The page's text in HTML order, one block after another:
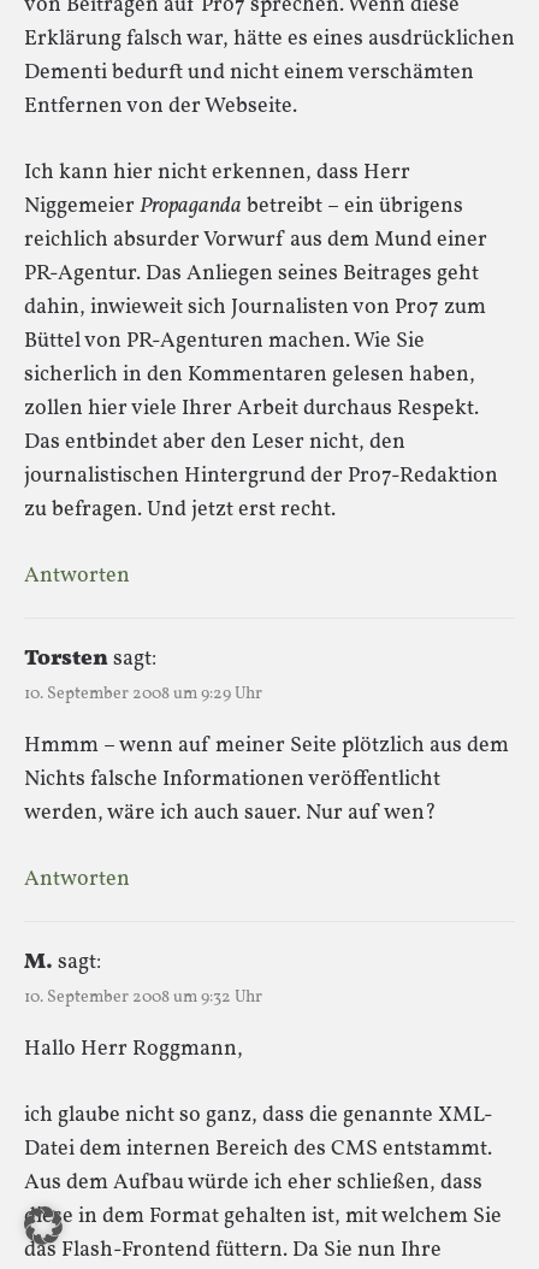
Erklärung falsch war, hätte es eines ausdrücklichen
Dementi bedurft und nicht einem verschämten
Entfernen von der Webseite.
Ich kann hier nicht erkennen, dass Herr
Niggemeier Propaganda betreibt – ein übrigens
reichlich absurder Vorwurf aus dem Mund einer
PR-Agentur. Das Anliegen seines Beitrages geht
dahin, inwieweit sich Journalisten von Pro7 zum
Büttel von PR-Agenturen machen. Wie Sie
sicherlich in den Kommentaren gelesen haben,
zollen hier viele Ihrer Arbeit durchaus Respekt.
Das entbindet aber den Leser nicht, den
journalistischen Hintergrund der Pro7-Redaktion
zu befragen. Und jetzt erst recht.
Antworten
Torstensagt:
10. September 2008 um 9:29 Uhr
Hmmm – wenn auf meiner Seite plötzlich aus dem
Nichts falsche Informationen veröffentlicht
werden, wäre ich auch sauer. Nur auf wen?
Antworten
M. sagt:
10. September 2008 um 9:32 Uhr
Hallo Herr Roggmann,
ich glaube nicht so ganz, dass die genannte XML-
Datei dem internen Bereich des CMS entstammt.
Aus dem Aufbau würde ich eher schließen, dass
diese in dem Format gehalten ist, mit welchem Sie
das Flash-Frontend füttern. Da Sie nun Ihre